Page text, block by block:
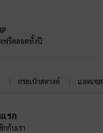
ฟรีตลอดทั้งปี
กระเป๋าสตางค์ แอคเซ
รก
กับเรา